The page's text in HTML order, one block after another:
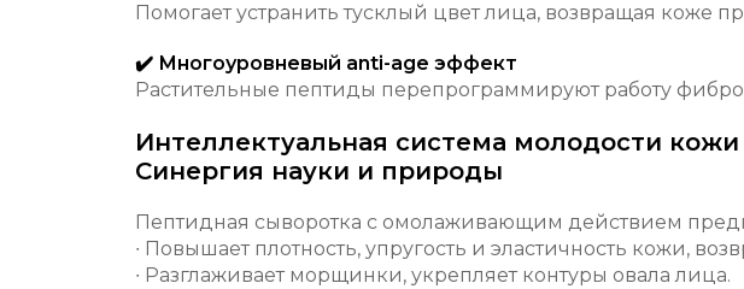
Помогает устранить тусклый цвет лица, возвращая коже
✔️ Многоуровневый anti-age эффект
Растительные пептиды перепрограммируют работу
Интеллектуальная система молодости кожи
Синергия науки и природы
Пептидная сыворотка с омолаживающим действием
∙ Повышает плотность, упругость и эластичность кожи,
∙ Разглаживает морщинки, укрепляет контуры овала лица.